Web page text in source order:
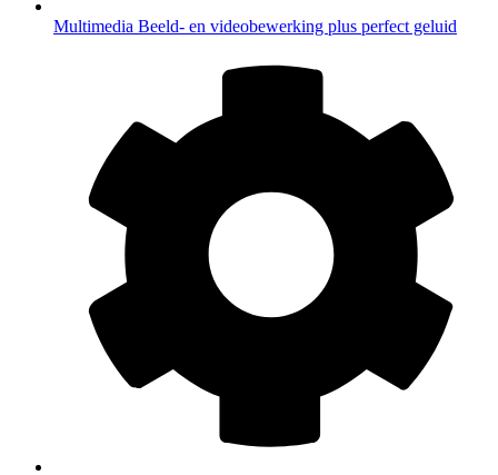
Multimedia Beeld- en videobewerking plus perfect geluid